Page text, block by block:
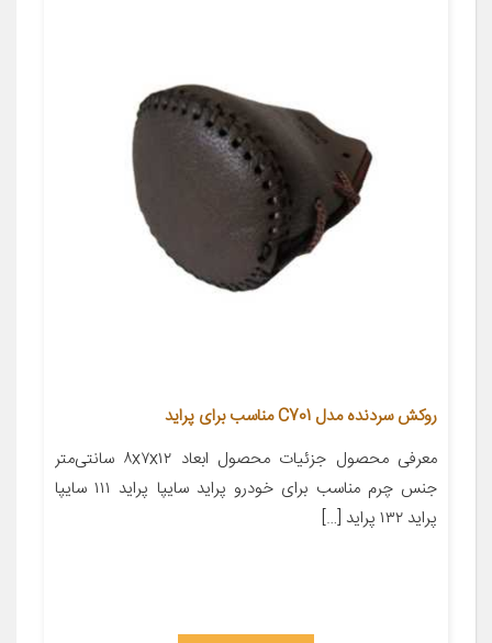
روکش سردنده مدل C701 مناسب برای پراید
معرفی محصول جزئیات محصول ابعاد ۸x۷x۱۲ سانتی‌متر
جنس چرم مناسب برای خودرو پراید سایپا پراید ۱۱۱ سایپا
پراید ۱۳۲ پراید […]